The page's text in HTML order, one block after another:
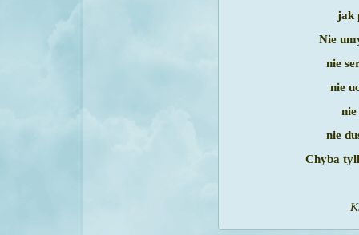
jak
Nie
nie
nie
nie
Chyba